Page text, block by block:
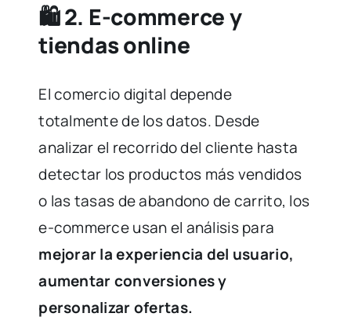
🛍️2. E-commerce y
tiendas online
El comercio digital depende
totalmente de los datos. Desde
analizar el recorrido del cliente hasta
detectar los productos más vendidos
o las tasas de abandono de carrito, los
e-commerce usan el análisis para
mejorar la experiencia del usuario,
aumentar conversiones y
personalizar ofertas.